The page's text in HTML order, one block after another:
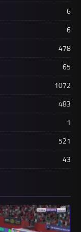
6
6
478
65
1072
483
1
521
43